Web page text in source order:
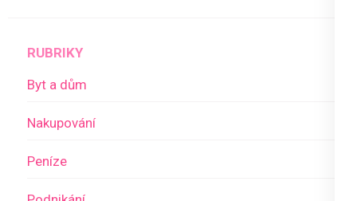
RUBRIKY
Byt a dům
Nakupování
Peníze